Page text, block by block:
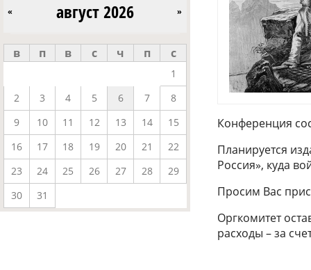
август 2026
« »
в п в с ч п с
1
2
3 4 5 6 7
8
9
10 11 12 13 14
15
16
17 18 19 20 21
22
23
24 25 26 27 28
29
30
31
Конференция
Планируется
Россия», куда
Просим Вас
Оргкомитет
расходы – за